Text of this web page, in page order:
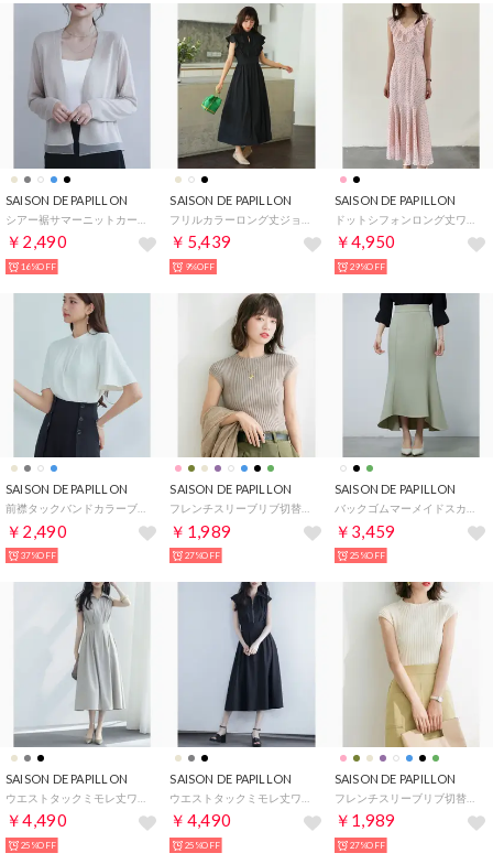
SAISON DE PAPILLON
￥2,490
16%OFF
SAISON DE PAPILLON
￥5,439
9%OFF
SAISON DE PAPILLON
￥4,950
29%OFF
SAISON DE PAPILLON
￥2,490
37%OFF
SAISON DE PAPILLON
￥1,989
27%OFF
SAISON DE PAPILLON
￥3,459
25%OFF
SAISON DE PAPILLON
￥4,490
25%OFF
SAISON DE PAPILLON
￥4,490
25%OFF
SAISON DE PAPILLON
フレンチスリーブリブ切替サマーニットトップス （アイボリー）
￥1,989
27%OFF